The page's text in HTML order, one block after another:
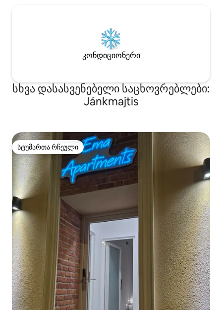
კონდიციონერი
სხვა დასასვენებელი საცხოვრებლები:
Jánkmajtis
სტუმართა რჩეული
სტუმართა რჩეული